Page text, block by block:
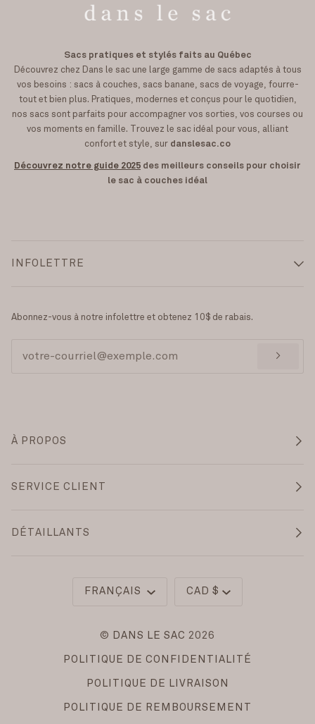
Sacs pratiques et stylés faits au Québec
Découvrez chez Dans le sac une large gamme de sacs adaptés à tous
vos besoins : sacs à couches, sacs banane, sacs de voyage, fourre-
tout et bien plus. Pratiques, modernes et conçus pour le quotidien,
nos sacs sont parfaits pour accompagner vos sorties, vos courses ou
vos moments en famille. Trouvez le sac idéal pour vous, alliant
confort et style, sur danslesac.co
Découvrez notre guide 2025 des meilleurs conseils pour choisir
le sac à couches idéal
INFOLETTRE
Abonnez-vous à notre infolettre et obtenez 10$ de rabais.
>
À PROPOS
SERVICE CLIENT
DÉTAILLANTS
FRANÇAIS CAD $
© DANS LE SAC 2026
POLITIQUE DE CONFIDENTIALITÉ
POLITIQUE DE LIVRAISON
POLITIQUE DE REMBOURSEMENT